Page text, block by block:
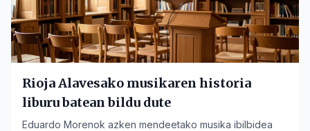
Rioja Alavesako musikaren historia
liburu batean bildu dute
Eduardo Morenok azken mendeetako musika ibilbidea